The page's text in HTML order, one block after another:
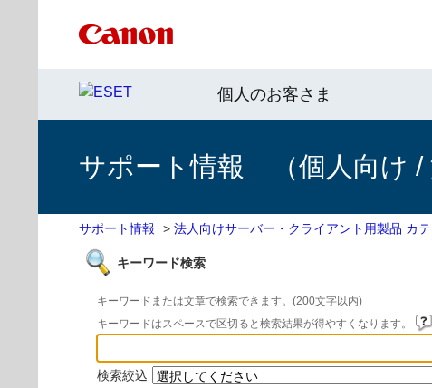
個人のお客さま
サポート情報 （個人向け /
サポート情報 > 法人向けサーバー・クライアント用製品 カ
キーワード検索
キーワードまたは文章で検索できます。(200文字以内)
キーワードはスペースで区切ると検索結果が得やすくなります。
検索絞込